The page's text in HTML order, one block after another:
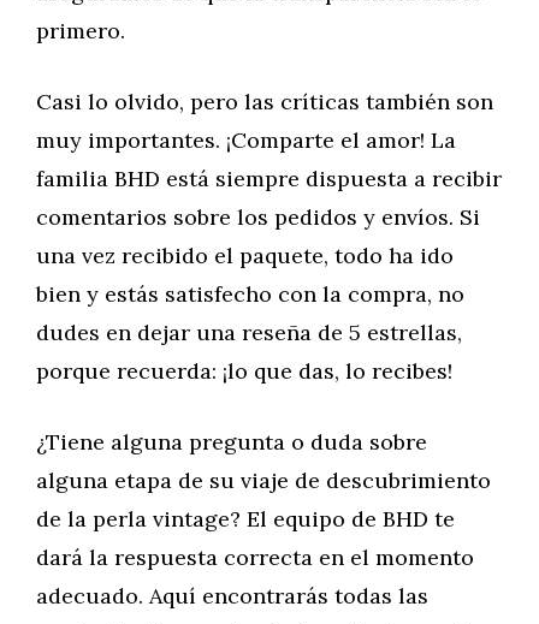
primero.
Casi lo olvido, pero las críticas también son
muy importantes. ¡Comparte el amor! La
familia BHD está siempre dispuesta a recibir
comentarios sobre los pedidos y envíos. Si
una vez recibido el paquete, todo ha ido
bien y estás satisfecho con la compra, no
dudes en dejar una reseña de 5 estrellas,
porque recuerda: ¡lo que das, lo recibes!
¿Tiene alguna pregunta o duda sobre
alguna etapa de su viaje de descubrimiento
de la perla vintage? El equipo de BHD te
dará la respuesta correcta en el momento
adecuado. Aquí encontrarás todas las